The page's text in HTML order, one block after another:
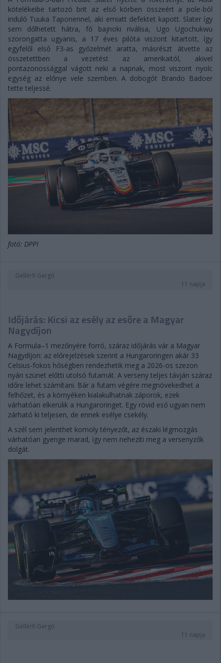
kötelékeibe tartozó brit az első körben összeért a pole-ból
induló Tuuka Taponennel, aki emiatt defektet kapott. Slater így
sem dőlhetett hátra, fő bajnoki riválisa, Ugo Ugochukwu
szorongatta ugyanis, a 17 éves pilóta viszont kitartott, így
egyfelől első F3-as győzelmét aratta, másrészt átvette az
összetettben a vezetést az amerikaitól, akivel
pontazonossággal vágott neki a napnak, most viszont nyolc
egység az előnye vele szemben. A dobogót Brando Badoer
tette teljessé.
fotó: DPPI
Gellérfi Gergő
11 napja
Időjárás: Kicsi az esély az esőre a Magyar
Nagydíjon
A Formula–1 mezőnyére forró, száraz időjárás vár a Magyar
Nagydíjon: az előrejelzések szerint a Hungaroringen akár 33
Celsius-fokos hőségben rendezhetik meg a 2026-os szezon
nyári szünet előtti utolsó futamát. A verseny teljes távján száraz
időre lehet számítani. Bár a futam végére megnövekedhet a
felhőzet, és a környéken kialakulhatnak záporok, ezek
várhatóan elkerülik a Hungaroringet. Egy rövid eső ugyan nem
zárható ki teljesen, de ennek esélye csekély.
A szél sem jelenthet komoly tényezőt, az északi légmozgás
várhatóan gyenge marad, így nem nehezíti meg a versenyzők
dolgát.
Gellérfi Gergő
11 napja